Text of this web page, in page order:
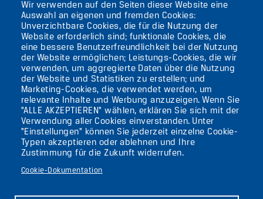
Wir verwenden auf den Seiten dieser Website eine
Auswahl an eigenen und fremden Cookies:
Unverzichtbare Cookies, die für die Nutzung der
Website erforderlich sind; funktionale Cookies, die
eine bessere Benutzerfreundlichkeit bei der Nutzung
der Website ermöglichen; Leistungs-Cookies, die wir
verwenden, um aggregierte Daten über die Nutzung
der Website und Statistiken zu erstellen; und
Marketing-Cookies, die verwendet werden, um
relevante Inhalte und Werbung anzuzeigen. Wenn Sie
"ALLE AKZEPTIEREN" wählen, erklären Sie sich mit der
Verwendung aller Cookies einverstanden. Unter
"Einstellungen" können Sie jederzeit einzelne Cookie-
Typen akzeptieren oder ablehnen und Ihre
Zustimmung für die Zukunft widerrufen.
Cookie-Dokumentation
12105 BERLIN
TEMPELHOF
AKTUELLES
KONTAKT
DIE UFAFABRIK
BERLIN
Suche